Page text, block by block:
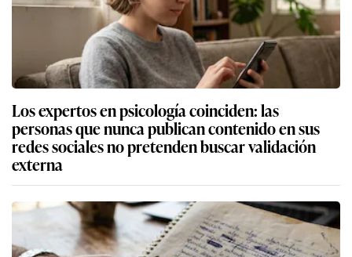
Los expertos en psicología coinciden: las
personas que nunca publican contenido en sus
redes sociales no pretenden buscar validación
externa